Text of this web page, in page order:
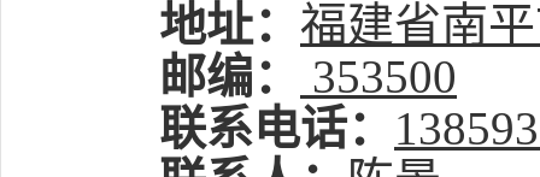
地址： 福建省南
邮编：
353500
联系电话：